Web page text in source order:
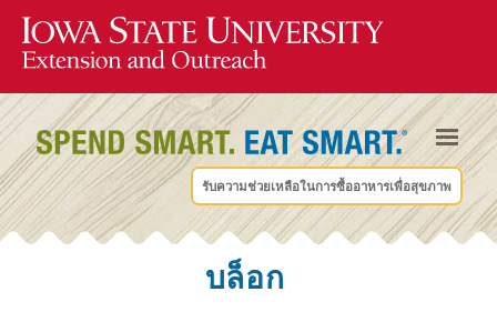
รับความช่วยเหลือในการซื้ออาหารเพื่อสุขภาพ
บล็อก